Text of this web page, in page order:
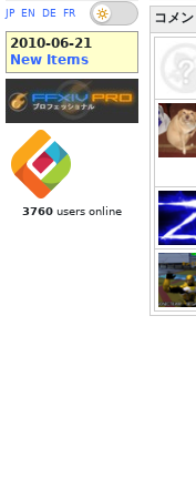
JP EN DE FR
2010-06-21
New Items
3760 users online
コメ